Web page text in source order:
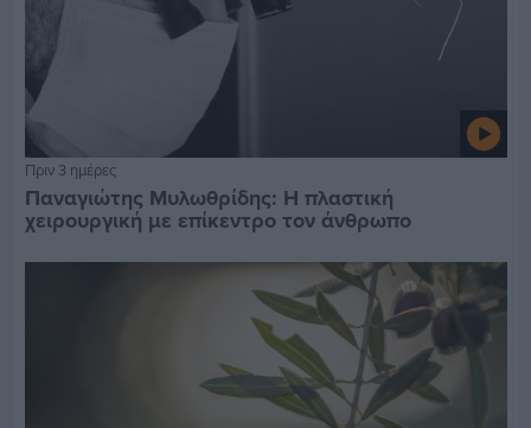
Πριν 3 ημέρες
Παναγιώτης Μυλωθρίδης: Η πλαστική
χειρουργική με επίκεντρο τον άνθρωπο